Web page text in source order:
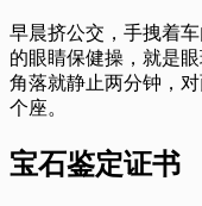
早晨挤公交，手拽着
的眼睛保健操，就是
角落就静止两分钟，
个座。
宝石鉴定证书